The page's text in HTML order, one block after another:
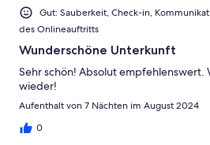
Gut: Sauberkeit, Check-in,
des Onlineauftritts
Wunderschöne Unterkunft
Sehr schön! Absolut empfehlenswert.
wieder!
Aufenthalt von 7 Nächten im August 2024
0